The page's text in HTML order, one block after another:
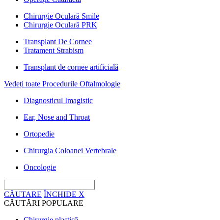
Chirurgie Oculară Smile
Chirurgie Oculară PRK
Transplant De Cornee
Tratament Strabism
Transplant de cornee artificială
Vedeți toate Procedurile Oftalmologie
Diagnosticul Imagistic
Ear, Nose and Throat
Ortopedie
Chirurgia Coloanei Vertebrale
Oncologie
CĂUTARE ÎNCHIDE X
CĂUTĂRI POPULARE